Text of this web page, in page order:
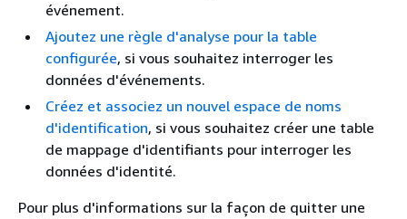
événement.
Ajoutez une règle d'analyse pour la table
configurée, si vous souhaitez interroger les
données d'événements.
Créez et associez un nouvel espace de noms
d'identification, si vous souhaitez créer une table
de mappage d'identifiants pour interroger les
données d'identité.
Pour plus d'informations sur la façon de quitter une